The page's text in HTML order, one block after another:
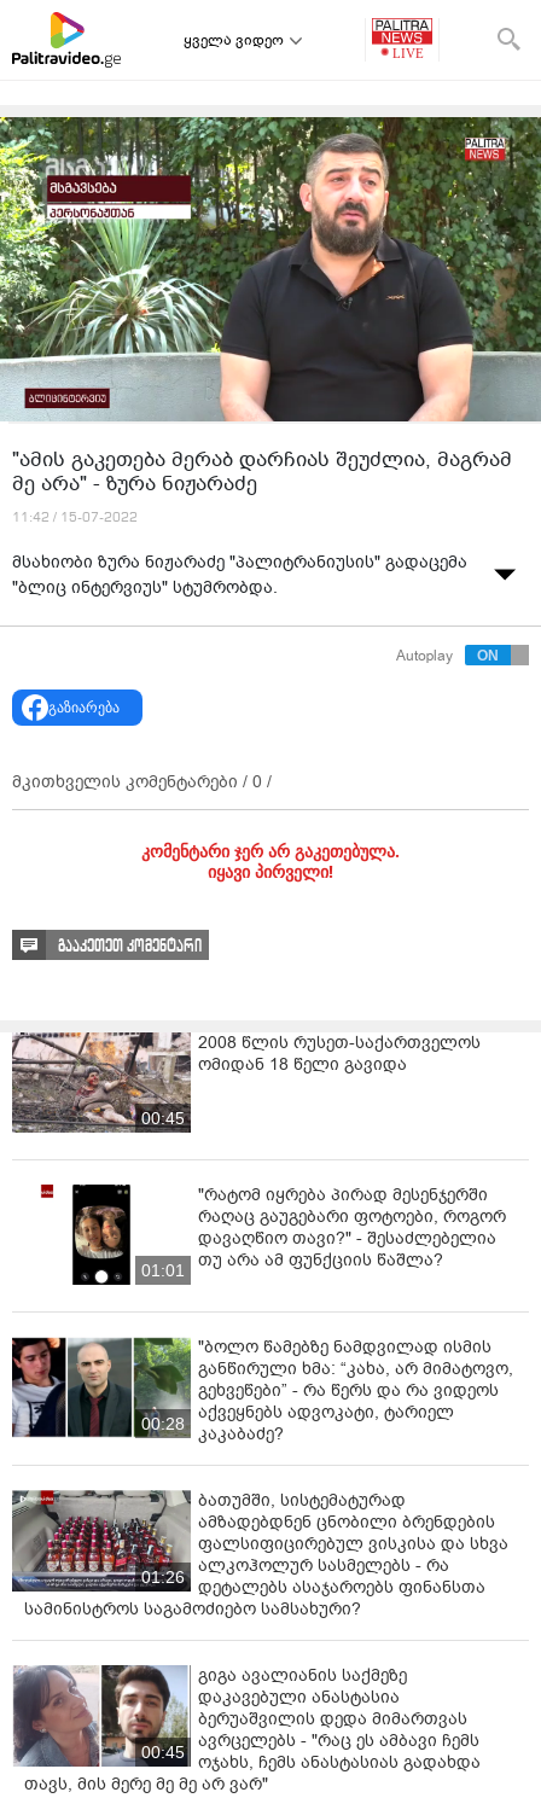
ყველა ვიდეო
"ამის გაკეთება მერაბ დარჩიას შეუძლია, მაგრამ
მე არა" - ზურა ნიჟარაძე
11:42 / 15-07-2022
მსახიობი ზურა ნიჟარაძე "პალიტრანიუსის" გადაცემა
"ბლიც ინტერვიუს" სტუმრობდა.
Autoplay
გაზიარება
მკითხველის კომენტარები / 0 /
კომენტარი ჯერ არ გაკეთებულა.
იყავი პირველი!
გააკეთეთ კომენტარი
00:45
2008 წლის რუსეთ-საქართველოს
ომიდან 18 წელი გავიდა
01:01
"რატომ იყრება პირად მესენჯერში
რაღაც გაუგებარი ფოტოები, როგორ
დავაღწიო თავი?" - შესაძლებელია
თუ არა ამ ფუნქციის წაშლა?
00:28
"ბოლო წამებზე ნამდვილად ისმის
განწირული ხმა: “კახა, არ მიმატოვო,
გეხვეწები” - რა წერს და რა ვიდეოს
აქვეყნებს ადვოკატი, ტარიელ
კაკაბაძე?
01:26
ბათუმში, სისტემატურად
ამზადებდნენ ცნობილი ბრენდების
ფალსიფიცირებულ ვისკისა და სხვა
ალკოჰოლურ სასმელებს - რა
დეტალებს ასაჯაროებს ფინანსთა
სამინისტროს საგამოძიებო სამსახური?
00:45
გიგა ავალიანის საქმეზე
დაკავებული ანასტასია
ბერუაშვილის დედა მიმართვას
ავრცელებს - "რაც ეს ამბავი ჩემს
ოჯახს, ჩემს ანასტასიას გადახდა
თავს, მის მერე მე მე არ ვარ"